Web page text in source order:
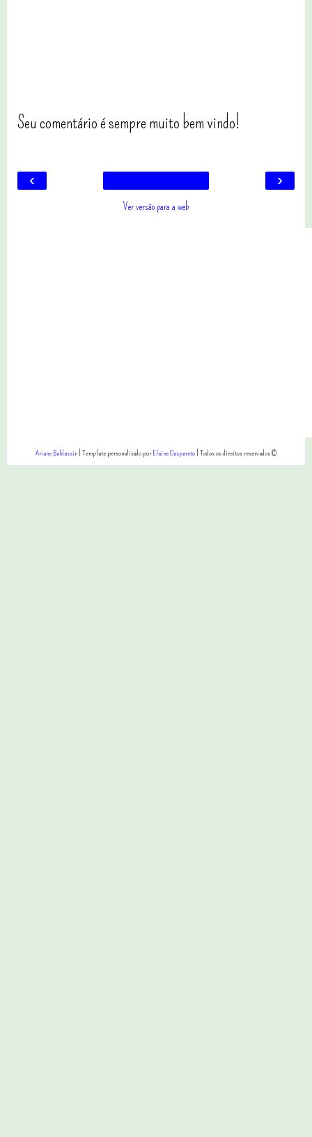
Seu comentário é sempre muito bem vindo!
‹ ›
Ver versão para a web
Ariane Baldassin| Template personalizado porElaine Gaspareto| Todos os direitos reservados ©